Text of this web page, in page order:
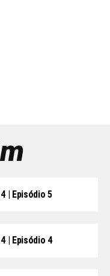
| Episódio 5
| Episódio 4